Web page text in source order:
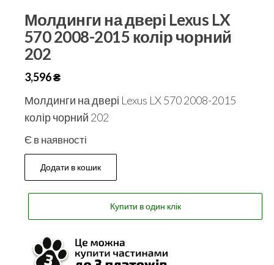
Молдинги на двері Lexus LX
570 2008-2015 колір чорний
202
3,596₴
Молдинги на двері Lexus LX 570 2008-2015
колір чорний 202
Є в наявності
Додати в кошик
Купити в один клік